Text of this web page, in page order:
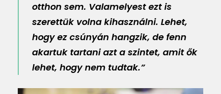
otthon sem. Valamelyest ezt is
szerettük volna kihasználni. Lehet,
hogy ez csúnyán hangzik, de fenn
akartuk tartani azt a szintet, amit ők
lehet, hogy nem tudtak.”